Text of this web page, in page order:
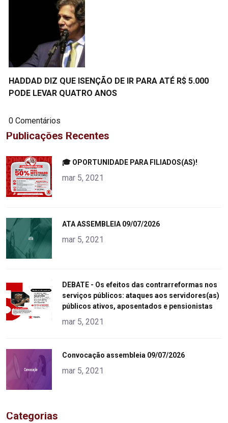
HADDAD DIZ QUE ISENÇÃO DE IR PARA ATÉ R$ 5.000
PODE LEVAR QUATRO ANOS
0 Comentários
Publicações Recentes
alt="product">
🎓 OPORTUNIDADE PARA FILIADOS(AS)!
mar 5, 2021
alt="product">
ATA ASSEMBLEIA 09/07/2026
mar 5, 2021
alt="product">
DEBATE - Os efeitos das contrarreformas nos
serviços públicos: ataques aos servidores(as)
públicos ativos, aposentados e pensionistas
mar 5, 2021
alt="product">
Convocação assembleia 09/07/2026
mar 5, 2021
Categorias